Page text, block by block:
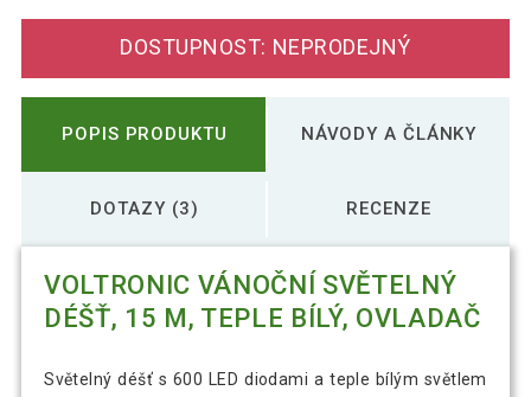
DOSTUPNOST: NEPRODEJNÝ
POPIS PRODUKTU NÁVODY A ČLÁNKY
DOTAZY (3) RECENZE
VOLTRONIC VÁNOČNÍ SVĚTELNÝ
DÉŠŤ, 15 M, TEPLE BÍLÝ, OVLADAČ
Světelný déšť s 600 LED diodami a teple bílým světlem